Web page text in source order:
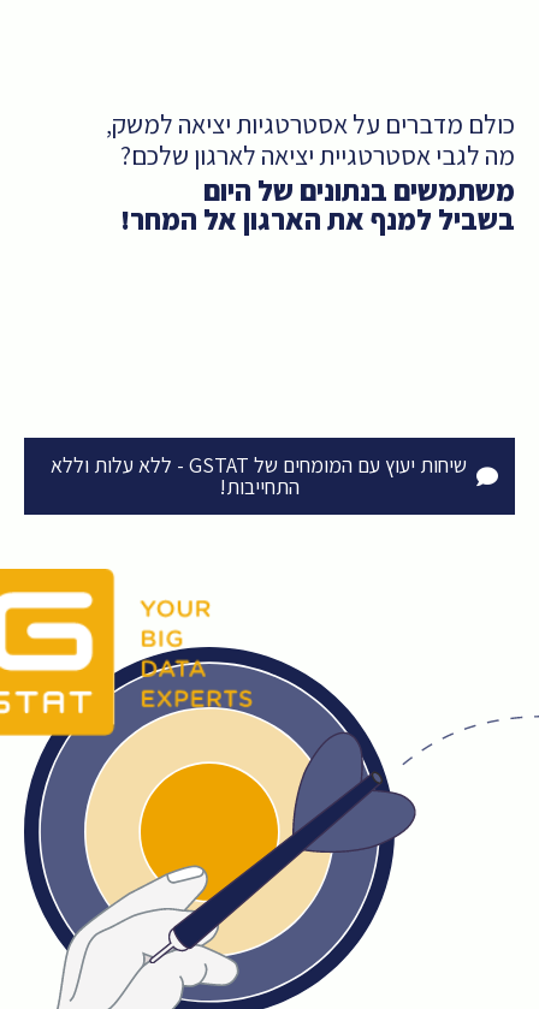
מדברים על אסטרטגיות יציאה למשק,
לגבי אסטרטגיית יציאה לארגון שלכם?
בנתונים של היום
למנף את הארגון אל המחר!
לניתוח דאטה והסקת
שיחות יעוץ עם המומחים של GSTAT - ללא עלות וללא
התחייבות!